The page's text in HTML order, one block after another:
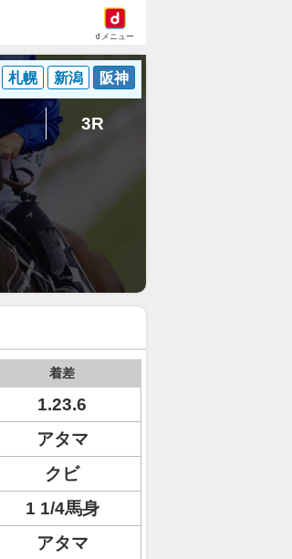
dメニュー
札幌 新潟 阪神
3R
着差
1.23.6
アタマ
クビ
1 1/4馬身
アタマ